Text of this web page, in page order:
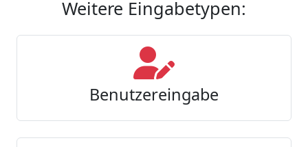
Weitere Eingabetypen:
Benutzereingabe